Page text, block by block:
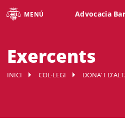
MENÚ Advocacia
Exercents
INICI COL·LEGI DONA'T